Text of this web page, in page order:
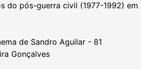
do pós-guerra civil (1977-1992)
de Sandro Aguilar - 81
Gonçalves